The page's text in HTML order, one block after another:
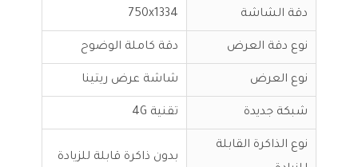
دقة الشاشة 750x1334
نوع دقة العرض دقة كاملة الوضوح
نوع العرض شاشة عرض ريتينا
شبكة جديدة تقنية 4G
نوع الذاكرة القابلة
بدون ذاكرة قابلة للزيادة